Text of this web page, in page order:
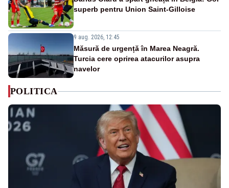
superb pentru Union Saint-Gilloise
9 aug. 2026, 12:45
Măsură de urgență în Marea Neagră.
Turcia cere oprirea atacurilor asupra
navelor
POLITICA